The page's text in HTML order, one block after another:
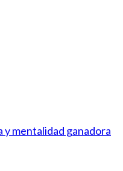
y mentalidad ganadora